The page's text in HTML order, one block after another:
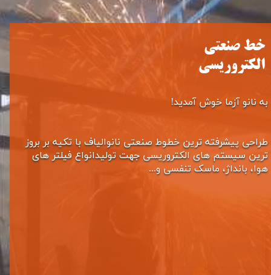
خط صنعتی
الکتروریسی
به نانو آزما خوش آمدید!
طراحی پیشرفته ترین خطوط صنعتی نانوالیاف با تکیه بر بروز
ترین سیستم های الکتروریسی جهت تولیدانواع فیلتر های
هوا، بانداژ، ماسک تنفسی و...